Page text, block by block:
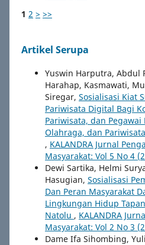
1 2 > >>
Artikel Serupa
Yuswin Harputra, Abdul
Harahap, Kasmawati,
Siregar, Sosialisasi Kiat
Pariwisata Digital Bagi
Pariwisata, dan Pegawai
Olahraga, dan
, KALANDRA Jurnal
Masyarakat: Vol 5 No 4
Dewi Sartika, Helmi
Hasugian, Sosialisasi
Dan Peran Masyarakat
Lingkungan Hidup
Natolu , KALANDRA
Masyarakat: Vol 2 No 3
Dame Ifa Sihombing,